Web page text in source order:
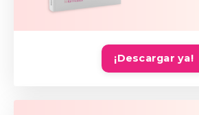
¡Descargar ya!